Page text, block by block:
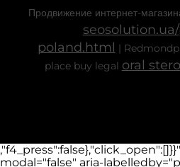
Продвижение интернет-
poland.html |
place buy legal oral
modal="false" aria-